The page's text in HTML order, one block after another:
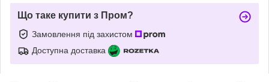
Що таке купити з Пром?
Замовлення під захистом
Доступна доставка